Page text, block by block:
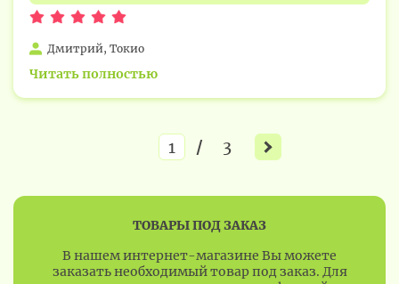
Дмитрий, Токио
Читать полностью
/ 3
ТОВАРЫ ПОД ЗАКАЗ
В нашем интернет-магазине Вы можете
заказать необходимый товар под заказ. Для